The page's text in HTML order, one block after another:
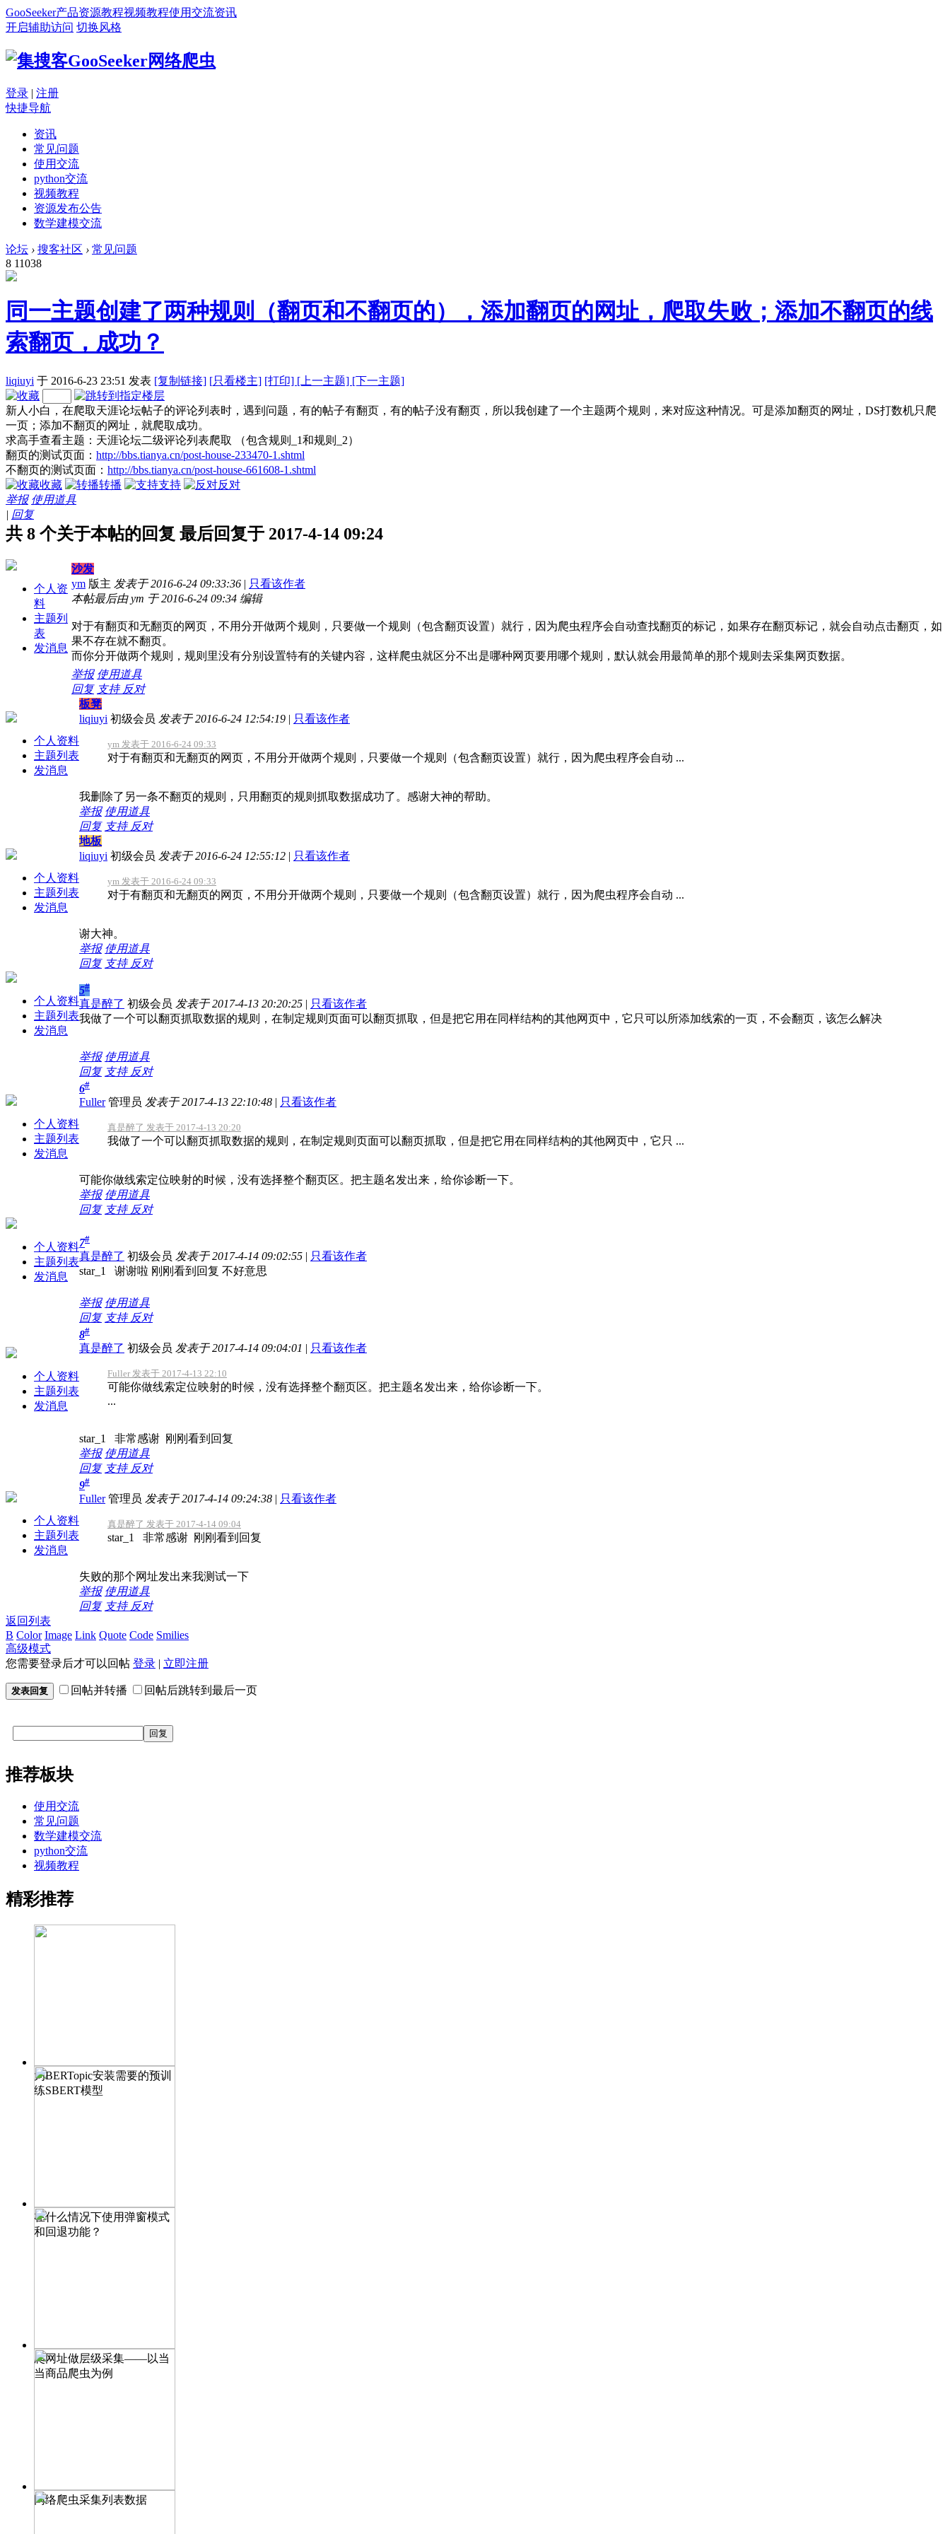
GooSeeker产品资源教程视频教程使用交流资讯
开启辅助访问 切换风格
登录 | 注册
快捷导航
资讯
常见问题
使用交流
python交流
视频教程
资源发布公告
数学建模交流
论坛 › 搜客社区 › 常见问题
8 11038
同一主题创建了两种规则（翻页和不翻页的），添加翻页的网址，爬取失败；添加不翻页的线
索翻页，成功？
liqiuyi 于 2016-6-23 23:51 发表 [复制链接] [只看楼主] [打印] [上一主题] [下一主题]
新人小白，在爬取天涯论坛帖子的评论列表时，遇到问题，有的帖子有翻页，有的帖子没有翻页，所以我创建了一个主题两个规则，来对应这种情况。可是添加翻页的网址，DS打数机只爬
一页；添加不翻页的网址，就爬取成功。
求高手查看主题：天涯论坛二级评论列表爬取 （包含规则_1和规则_2）
翻页的测试页面： http://bbs.tianya.cn/post-house-233470-1.shtml
不翻页的测试页面： http://bbs.tianya.cn/post-house-661608-1.shtml
收藏
转播 支持
反对
举报 使用道具
| 回复
共 8 个关于本帖的回复 最后回复于 2017-4-14 09:24
个人资
料
主题列
表
发消息
沙发
ym 版主 发表于 2016-6-24 09:33:36 | 只看该作者
本帖最后由 ym 于 2016-6-24 09:34 编辑
对于有翻页和无翻页的网页，不用分开做两个规则，只要做一个规则（包含翻页设置）就行，因为爬虫程序会自动查找翻页的标记，如果存在翻页标记，就会自动点击翻页，如
果不存在就不翻页。
而你分开做两个规则，规则里没有分别设置特有的关键内容，这样爬虫就区分不出是哪种网页要用哪个规则，默认就会用最简单的那个规则去采集网页数据。
举报 使用道具
回复 支持 反对
个人资料
主题列表
发消息
板凳
liqiuyi 初级会员 发表于 2016-6-24 12:54:19 | 只看该作者
ym 发表于 2016-6-24 09:33
对于有翻页和无翻页的网页，不用分开做两个规则，只要做一个规则（包含翻页设置）就行，因为爬虫程序会自动 ...
我删除了另一条不翻页的规则，只用翻页的规则抓取数据成功了。感谢大神的帮助。
举报 使用道具
回复 支持 反对
个人资料
主题列表
发消息
地板
liqiuyi 初级会员 发表于 2016-6-24 12:55:12 | 只看该作者
ym 发表于 2016-6-24 09:33
对于有翻页和无翻页的网页，不用分开做两个规则，只要做一个规则（包含翻页设置）就行，因为爬虫程序会自动 ...
谢大神。
举报 使用道具
回复 支持 反对
个人资料
主题列表
发消息
5#
真是醉了 初级会员 发表于 2017-4-13 20:20:25 | 只看该作者
我做了一个可以翻页抓取数据的规则，在制定规则页面可以翻页抓取，但是把它用在同样结构的其他网页中，它只可以所添加线索的一页，不会翻页，该怎么解决
举报 使用道具
回复 支持 反对
个人资料
主题列表
发消息
6#
Fuller 管理员 发表于 2017-4-13 22:10:48 | 只看该作者
真是醉了 发表于 2017-4-13 20:20
我做了一个可以翻页抓取数据的规则，在制定规则页面可以翻页抓取，但是把它用在同样结构的其他网页中，它只 ...
可能你做线索定位映射的时候，没有选择整个翻页区。把主题名发出来，给你诊断一下。
举报 使用道具
回复 支持 反对
个人资料
主题列表
发消息
7#
真是醉了 初级会员 发表于 2017-4-14 09:02:55 | 只看该作者
star_1 谢谢啦 刚刚看到回复 不好意思
举报 使用道具
回复 支持 反对
个人资料
主题列表
发消息
8#
真是醉了 初级会员 发表于 2017-4-14 09:04:01 | 只看该作者
Fuller 发表于 2017-4-13 22:10
可能你做线索定位映射的时候，没有选择整个翻页区。把主题名发出来，给你诊断一下。
...
star_1 非常感谢 刚刚看到回复
举报 使用道具
回复 支持 反对
个人资料
主题列表
发消息
9#
Fuller 管理员 发表于 2017-4-14 09:24:38 | 只看该作者
真是醉了 发表于 2017-4-14 09:04
star_1 非常感谢 刚刚看到回复
失败的那个网址发出来我测试一下
举报 使用道具
回复 支持 反对
返回列表
B Color Image Link Quote Code Smilies
高级模式
您需要登录后才可以回帖 登录 | 立即注册
发表回复 回帖并转播 回帖后跳转到最后一页
回复
推荐板块
使用交流
常见问题
数学建模交流
python交流
视频教程
精彩推荐
为BERTopic安装需要的预训
练SBERT模型
在什么情况下使用弹窗模式
和回退功能？
爬网址做层级采集——以当
当商品爬虫为例
网络爬虫采集列表数据